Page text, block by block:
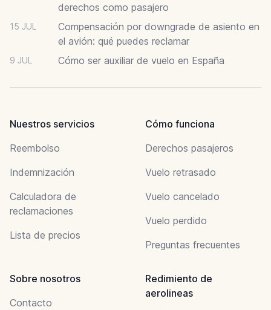
derechos como pasajero
15 JUL
Compensación por downgrade de asiento en
el avión: qué puedes reclamar
9 JUL Cómo ser auxiliar de vuelo en España
Nuestros servicios
Reembolso
Indemnización
Calculadora de
reclamaciones
Lista de precios
Cómo funciona
Derechos pasajeros
Vuelo retrasado
Vuelo cancelado
Vuelo perdido
Preguntas frecuentes
Sobre nosotros
Contacto
Redimiento de
aerolineas